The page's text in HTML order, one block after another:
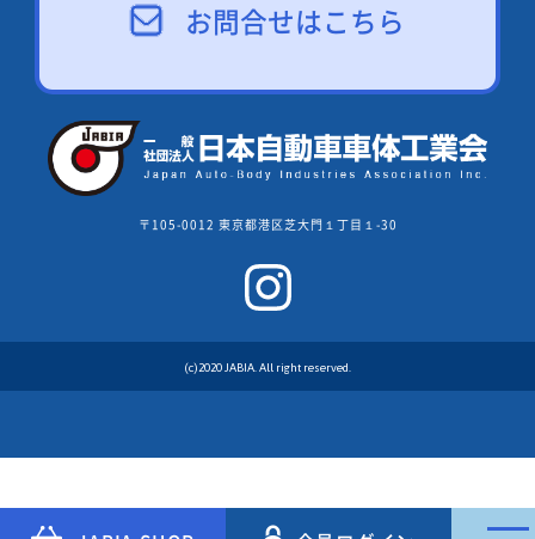
お問合せはこちら
〒105-0012 東京都港区芝大門１丁目１-30
(c)2020 JABIA. All right reserved.